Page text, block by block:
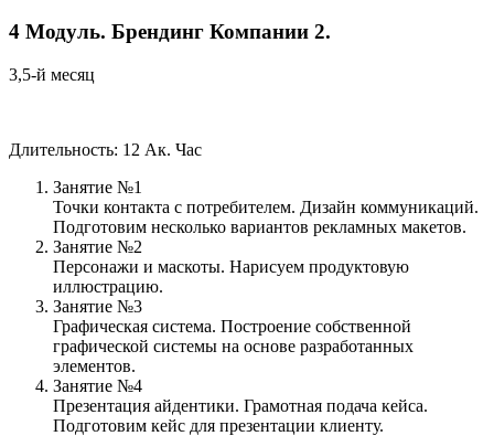
4 Модуль. Брендинг Компании 2.
3,5-й месяц
Длительность: 12 Ак. Час
Занятие №1
Точки контакта с потребителем. Дизайн коммуникаций.
Подготовим несколько вариантов рекламных макетов.
Занятие №2
Персонажи и маскоты. Нарисуем продуктовую
иллюстрацию.
Занятие №3
Графическая система. Построение собственной
графической системы на основе разработанных
элементов.
Занятие №4
Презентация айдентики. Грамотная подача кейса.
Подготовим кейс для презентации клиенту.